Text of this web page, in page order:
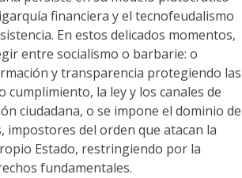
financiera y el tecnofeudalismo
En estos delicados momentos,
entre socialismo o barbarie: o
y transparencia protegiendo las
cumplimiento, la ley y los canales de
ciudadana, o se impone el dominio de
impostores del orden que atacan la
Estado, restringiendo por la
fundamentales.